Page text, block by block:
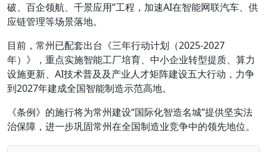
破、百企领航、千景应用”工程，加速AI在智能网联汽车、供
应链管理等场景落地。
目前，常州已配套出台《三年行动计划（2025-2027
年）》，重点实施智能工厂培育、中小企业转型提质、算力
设施更新、AI技术普及及产业人才矩阵建设五大行动，力争
到2027年建成全国智能制造示范高地。
《条例》的施行将为常州建设“国际化智造名城”提供坚实法
治保障，进一步巩固常州在全国制造业竞争中的领先地位。